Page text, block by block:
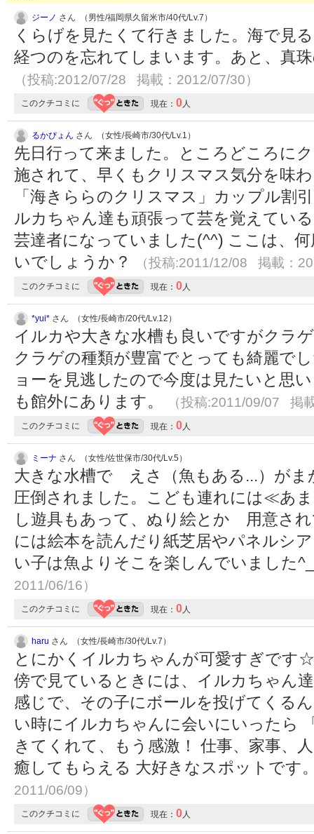
ジーノ さん （男性/福岡県久留米市/40代/Lv.7）
くらげを見たくて行きました。海で見
経つのを忘れてしまいます。あと、真
（投稿:2012/07/28 掲載：2012/07/30）
このクチコミに 現在： 0人
るかぴょん さん （女性/長崎市/30代/Lv.1）
先日行って来ました。ところどころに
施されて、早くもクリスマス気分を味
「海きららのクリスマス」カップル割
ルカちゃん達も頑張って芸を覚えてい
芸達者になっていました(^^) ここは、
いでしょうか？
（投稿:2011/12/08 掲載：
このクチコミに 現在： 0人
*yui* さん （女性/長崎市/20代/Lv.12）
イルカや大きな水槽も良いですがクラ
クラゲの種類が豊富でとっても綺麗で
ョーを見逃したので今度は見たいと思
も館外にあります。
（投稿:2011/09/07 掲
このクチコミに 現在： 0人
ミーナ さん （女性/佐世保市/30代/Lv.5）
大きな水槽で えさ（魚もある...）が
圧倒されました。こども連れには≪あ
し遊具もあって、ぬり絵とか 用意さ
には絵本を読んだり紙芝居やパネルシ
い子は魚よりそこを楽しんでいました
2011/06/16）
このクチコミに 現在： 0人
haru さん （女性/長崎市/30代/Lv.7）
とにかくイルカちゃんが可愛すぎです
傍で見ているときには、イルカちゃん
感じで、その子にボールを投げてくる
い時にイルカちゃんに会いにいったら
きてくれて、もう感激！ 仕事、家事、
癒してもらえる 大好きなスポットです
2011/06/09）
このクチコミに 現在： 0人